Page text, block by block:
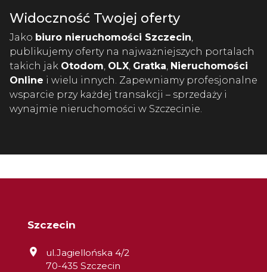
Widoczność Twojej oferty
Jako biuro nieruchomości Szczecin,
publikujemy oferty na najważniejszych portalach
takich jak Otodom, OLX, Gratka, Nieruchomości
Online i wielu innych. Zapewniamy profesjonalne
wsparcie przy każdej transakcji – sprzedaży i
wynajmie nieruchomości w Szczecinie.
Szczecin
ul.Jagiellońska 4/2
70-435 Szczecin